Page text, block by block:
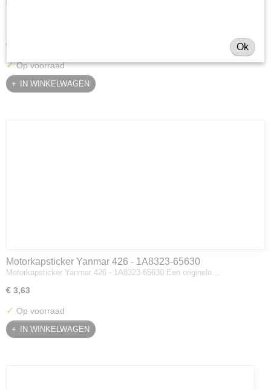
€ 24,74
✓Op voorraad
IN WINKELWAGEN
Motorkapsticker Yanmar 426 - 1A8323-65630
Motorkapsticker Yanmar 426 - 1A8323-65630 Een originele…
€ 3,63
✓ Op voorraad
IN WINKELWAGEN
Ok